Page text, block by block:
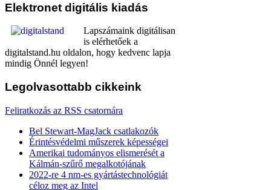
Elektronet digitális kiadás
Lapszámaink digitálisan
is elérhetőek a
digitalstand.hu oldalon, hogy kedvenc lapja
mindig Önnél legyen!
Legolvasottabb cikkeink
Feliratkozás az RSS csatornára
Bel Stewart-MagJack csatlakozók
Érintésvédelmi műszerek képességei
Amerikai tudományos elismerését a
Kálmán-szűrő megalkotójának
2022-re 4 nm-es gyártástechnológiát
céloz meg az Intel